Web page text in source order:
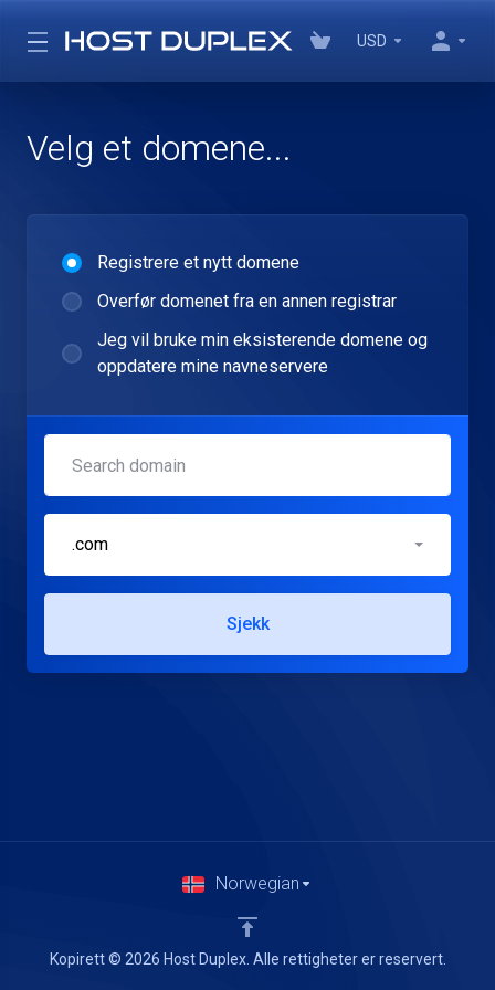
USD
Velg et domene...
Registrere et nytt domene
Overfør domenet fra en annen registrar
Jeg vil bruke min eksisterende domene og
oppdatere mine navneservere
.com
Sjekk
Kopirett © 2026 Host Duplex. Alle rettigheter er reservert.
Norwegian